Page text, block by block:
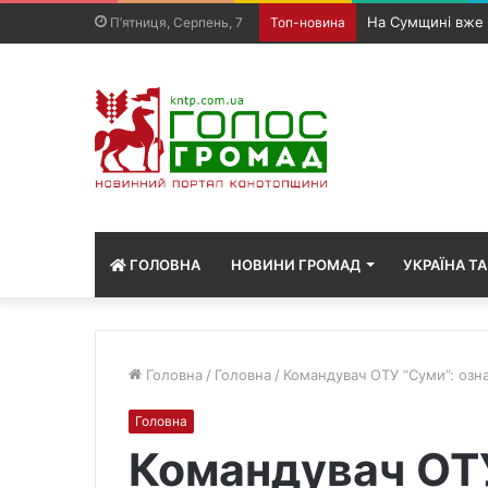
П’ятниця, Серпень, 7 Топ-новина Чергова атака
ГОЛОВНА НОВИНИ ГРОМАД УКРАЇНА
Головна / Головна / Командувач ОТУ “Суми”:
Головна
Командувач